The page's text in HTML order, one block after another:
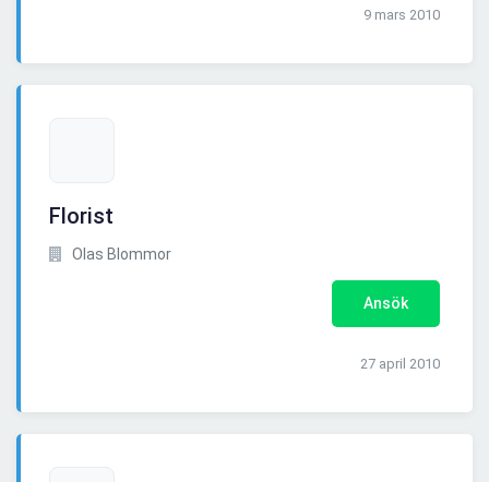
9 mars 2010
Florist
Olas Blommor
Ansök
27 april 2010